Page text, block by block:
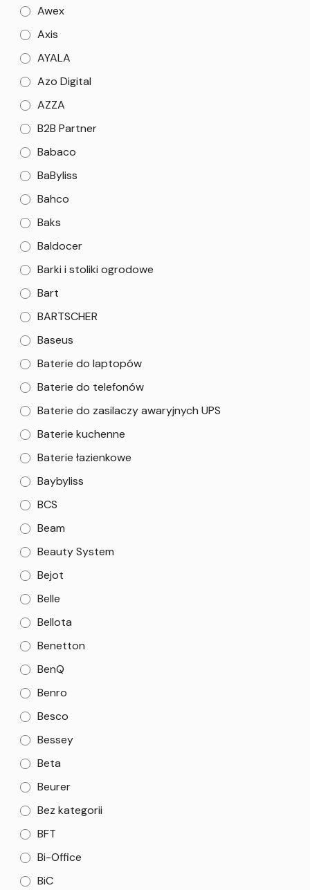
Awex
Axis
AYALA
Azo Digital
AZZA
B2B Partner
Babaco
BaByliss
Bahco
Baks
Baldocer
Barki i stoliki ogrodowe
Bart
BARTSCHER
Baseus
Baterie do laptopów
Baterie do telefonów
Baterie do zasilaczy awaryjnych UPS
Baterie kuchenne
Baterie łazienkowe
Baybyliss
BCS
Beam
Beauty System
Bejot
Belle
Bellota
Benetton
BenQ
Benro
Besco
Bessey
Beta
Beurer
Bez kategorii
BFT
Bi-Office
BiC